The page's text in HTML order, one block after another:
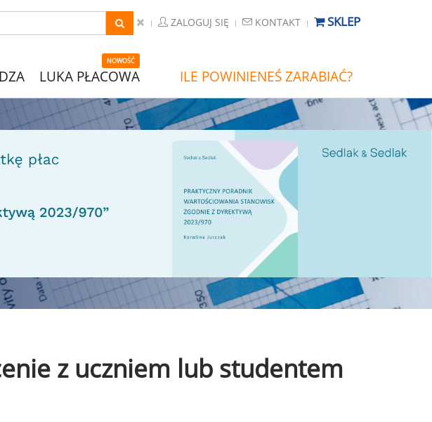
ZALOGUJ SIĘ KONTAKT SKLEP
NOWOŚĆ
LUKA PŁACOWA ILE POWINIENEŚ ZARABIAĆ?
z uczniem lub studentem